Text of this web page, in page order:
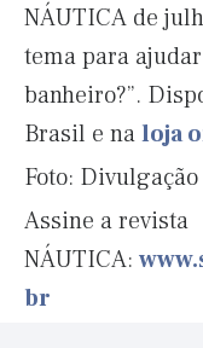
NÁUTICA de
tema para
banheiro?”.
Brasil e naloja
Foto: Divulgação
Assine a revista
NÁUTICA:
br